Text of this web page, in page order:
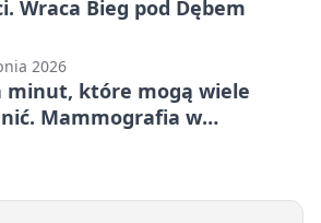
Wraca Bieg pod Dębem
2026
minut, które mogą wiele
Mammografia w